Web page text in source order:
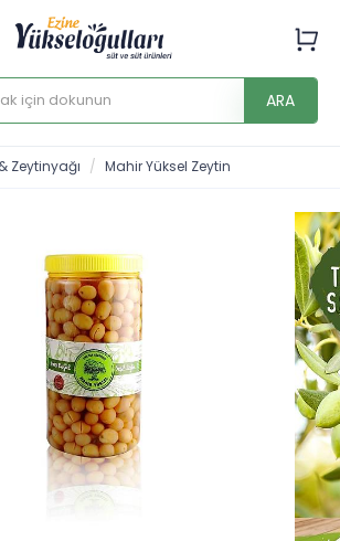
ARA
Zeytinyağı Mahir Yüksel Zeytin